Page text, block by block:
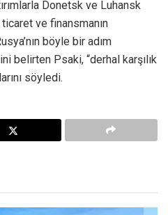
Donetsk ve Luhansk
ve finansmanın
böyle bir adım
belirten Psaki, “derhal karşılık
söyledi.